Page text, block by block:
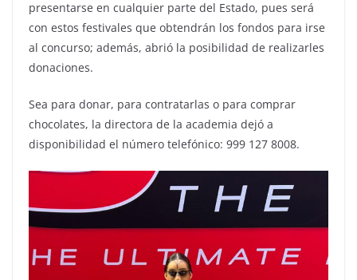
presentarse en cualquier parte del Estado, pues será
con estos festivales que obtendrán los fondos para irse
al concurso; además, abrió la posibilidad de realizarles
donaciones.
Sea para donar, para contratarlas o para comprar
chocolates, la directora de la academia dejó a
disponibilidad el número telefónico: 999 127 8008.